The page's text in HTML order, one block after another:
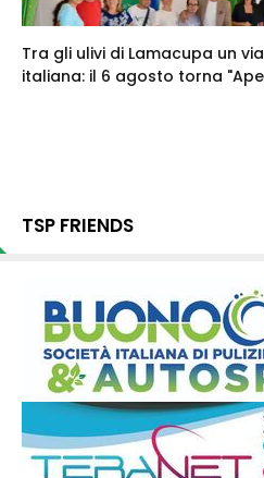
Tra gli ulivi di Lamacupa un
italiana: il 6 agosto torna
TSP FRIENDS